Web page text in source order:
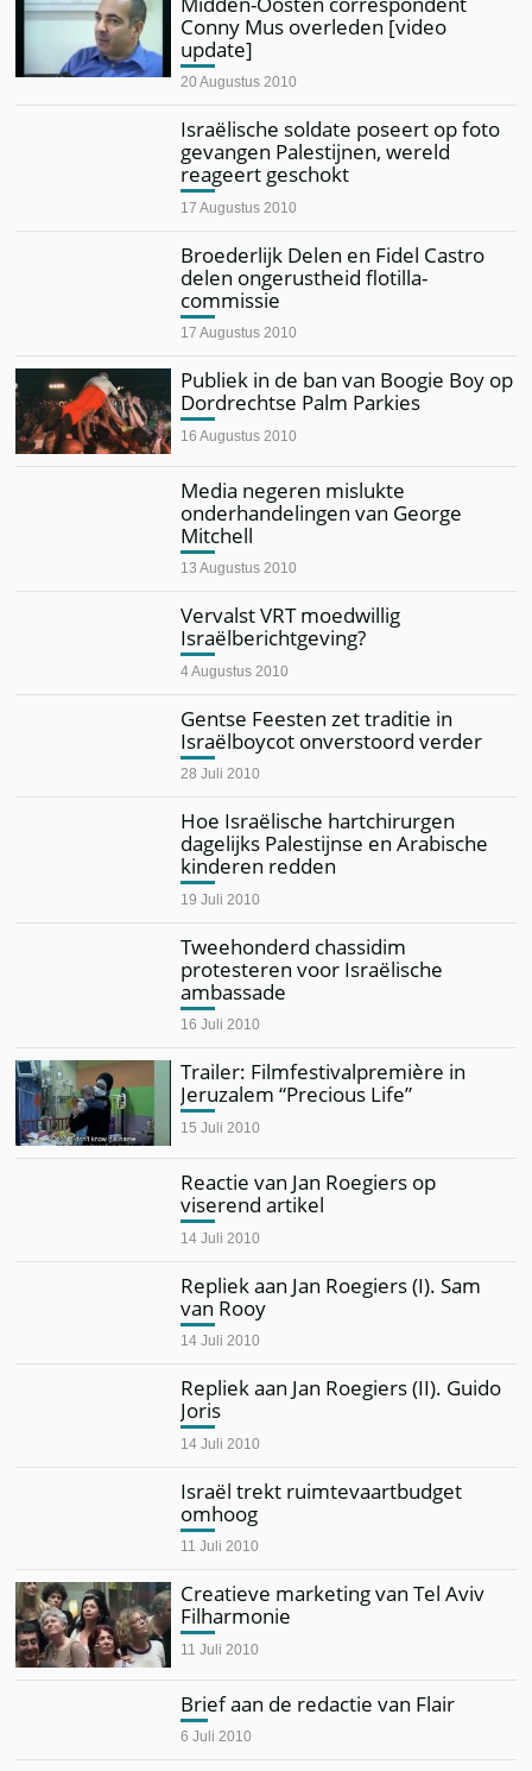
Conny Mus overleden [video
update]
20 Augustus 2010
Israëlische soldate poseert op foto
gevangen Palestijnen, wereld
reageert geschokt
17 Augustus 2010
Broederlijk Delen en Fidel Castro
delen ongerustheid flotilla-
commissie
17 Augustus 2010
Publiek in de ban van Boogie Boy op
Dordrechtse Palm Parkies
16 Augustus 2010
Media negeren mislukte
onderhandelingen van George
Mitchell
13 Augustus 2010
Vervalst VRT moedwillig
Israëlberichtgeving?
4 Augustus 2010
Gentse Feesten zet traditie in
Israëlboycot onverstoord verder
28 Juli 2010
Hoe Israëlische hartchirurgen
dagelijks Palestijnse en Arabische
kinderen redden
19 Juli 2010
Tweehonderd chassidim
protesteren voor Israëlische
ambassade
16 Juli 2010
Trailer: Filmfestivalpremière in
Jeruzalem “Precious Life”
15 Juli 2010
Reactie van Jan Roegiers op
viserend artikel
14 Juli 2010
Repliek aan Jan Roegiers (I). Sam
van Rooy
14 Juli 2010
Repliek aan Jan Roegiers (II). Guido
Joris
14 Juli 2010
Israël trekt ruimtevaartbudget
omhoog
11 Juli 2010
Creatieve marketing van Tel Aviv
Filharmonie
11 Juli 2010
Brief aan de redactie van Flair
6 Juli 2010